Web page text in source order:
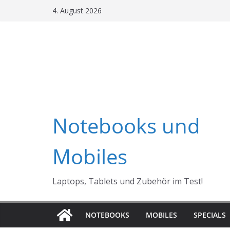
4. August 2026
Notebooks und
Mobiles
Laptops, Tablets und Zubehör im Test!
NOTEBOOKS MOBILES SPECIALS